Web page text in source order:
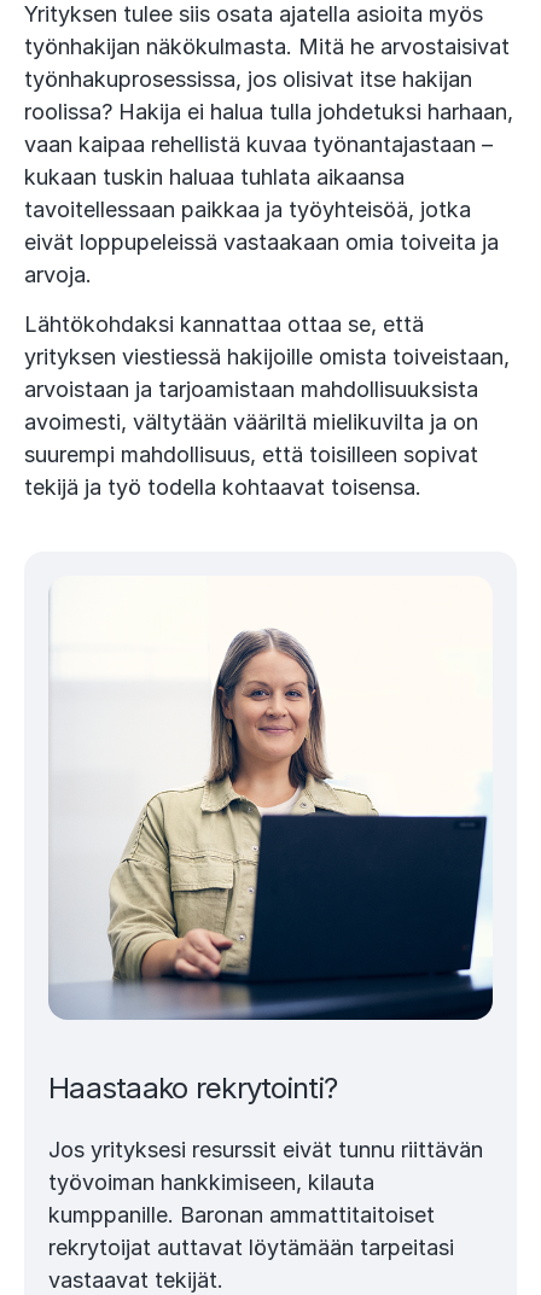
Yrityksen tulee siis osata ajatella asioita myös
työnhakijan näkökulmasta. Mitä he arvostaisivat
työnhakuprosessissa, jos olisivat itse hakijan
roolissa? Hakija ei halua tulla johdetuksi harhaan,
vaan kaipaa rehellistä kuvaa työnantajastaan –
kukaan tuskin haluaa tuhlata aikaansa
tavoitellessaan paikkaa ja työyhteisöä, jotka
eivät loppupeleissä vastaakaan omia toiveita ja
arvoja.
Lähtökohdaksi kannattaa ottaa se, että
yrityksen viestiessä hakijoille omista toiveistaan,
arvoistaan ja tarjoamistaan mahdollisuuksista
avoimesti, vältytään vääriltä mielikuvilta ja on
suurempi mahdollisuus, että toisilleen sopivat
tekijä ja työ todella kohtaavat toisensa.
Haastaako rekrytointi?
Jos yrityksesi resurssit eivät tunnu riittävän
työvoiman hankkimiseen, kilauta
kumppanille. Baronan ammattitaitoiset
rekrytoijat auttavat löytämään tarpeitasi
vastaavat tekijät.